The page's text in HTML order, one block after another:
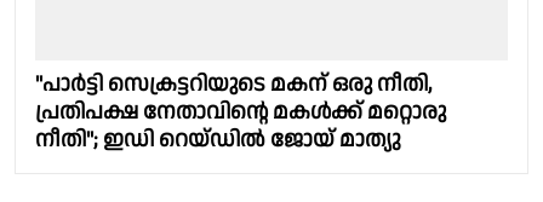
"പാർട്ടി സെക്രട്ടറിയുടെ മകന് ഒരു നീതി,
പ്രതിപക്ഷ നേതാവിന്റെ മകൾക്ക് മറ്റൊരു
നീതി"; ഇഡി റെയ്ഡിൽ ജോയ് മാത്യു